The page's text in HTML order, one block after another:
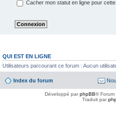
Cacher mon statut en ligne pour
QUI EST EN LIGNE
Utilisateurs parcourant ce forum : Aucun
Index du forum
Développé parphpBB® Forum
Traduit par